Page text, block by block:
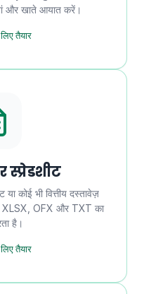
और खाते आयात करें।
तैयार
कोई भी वित्तीय दस्तावेज़
OFX और TXT का
है।
तैयार